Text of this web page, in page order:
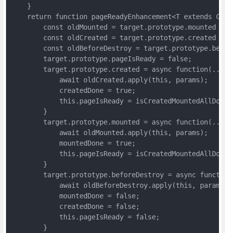
    }
return function pageReadyEnhancement<T extends
const oldMounted = target.prototype.mounted
const oldCreated = target.prototype.created
const oldBeforeDestroy =
        target.prototype.pageIsReady = false;
target.prototype.created = async
            await oldCreated.apply(this, params);
            createdDone = true;
this.pageIsReady =
        }
target.prototype.mounted = async
            await oldMounted.apply(this, params);
            mountedDone = true;
this.pageIsReady =
        }
target.prototype.beforeDestroy = async
await oldBeforeDestroy.apply(this,
            mountedDone = false;
            createdDone = false;
            this.pageIsReady = false;
        }